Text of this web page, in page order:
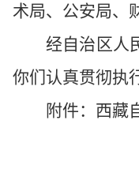
术局、公安局、
经自治区人
你们认真贯彻执
附件： 西藏